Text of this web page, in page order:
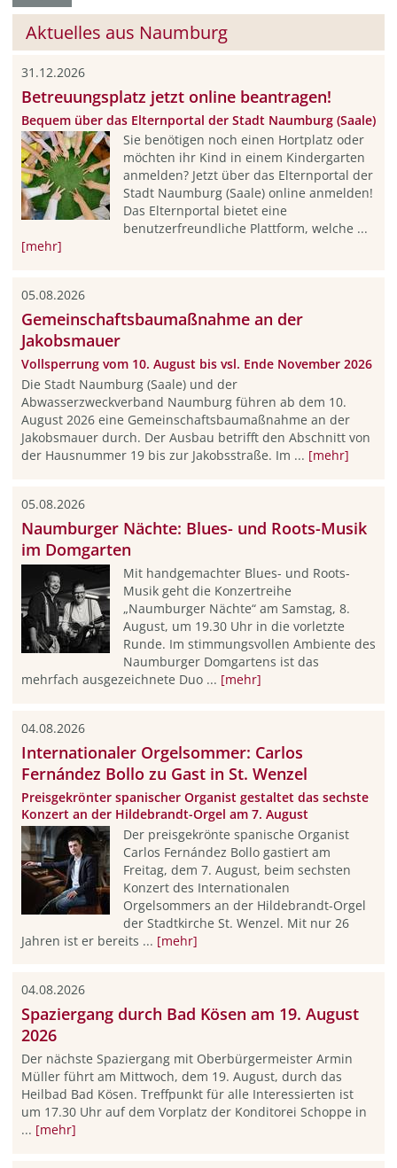
Aktuelles aus Naumburg
31.12.2026
Betreuungsplatz jetzt online beantragen!
Bequem über das Elternportal der Stadt Naumburg (Saale)
Sie benötigen noch einen Hortplatz oder
möchten ihr Kind in einem Kindergarten
anmelden? Jetzt über das Elternportal der
Stadt Naumburg (Saale) online anmelden!
Das Elternportal bietet eine
benutzerfreundliche Plattform, welche ...
[mehr]
05.08.2026
Gemeinschaftsbaumaßnahme an der
Jakobsmauer
Vollsperrung vom 10. August bis vsl. Ende November 2026
Die Stadt Naumburg (Saale) und der
Abwasserzweckverband Naumburg führen ab dem 10.
August 2026 eine Gemeinschaftsbaumaßnahme an der
Jakobsmauer durch. Der Ausbau betrifft den Abschnitt von
der Hausnummer 19 bis zur Jakobsstraße. Im ... [mehr]
05.08.2026
Naumburger Nächte: Blues- und Roots-Musik
im Domgarten
Mit handgemachter Blues- und Roots-
Musik geht die Konzertreihe
„Naumburger Nächte“ am Samstag, 8.
August, um 19.30 Uhr in die vorletzte
Runde. Im stimmungsvollen Ambiente des
Naumburger Domgartens ist das
mehrfach ausgezeichnete Duo ... [mehr]
04.08.2026
Internationaler Orgelsommer: Carlos
Fernández Bollo zu Gast in St. Wenzel
Preisgekrönter spanischer Organist gestaltet das sechste
Konzert an der Hildebrandt-Orgel am 7. August
Der preisgekrönte spanische Organist
Carlos Fernández Bollo gastiert am
Freitag, dem 7. August, beim sechsten
Konzert des Internationalen
Orgelsommers an der Hildebrandt-Orgel
der Stadtkirche St. Wenzel. Mit nur 26
Jahren ist er bereits ... [mehr]
04.08.2026
Spaziergang durch Bad Kösen am 19. August
2026
Der nächste Spaziergang mit Oberbürgermeister Armin
Müller führt am Mittwoch, dem 19. August, durch das
Heilbad Bad Kösen. Treffpunkt für alle Interessierten ist
um 17.30 Uhr auf dem Vorplatz der Konditorei Schoppe in
... [mehr]